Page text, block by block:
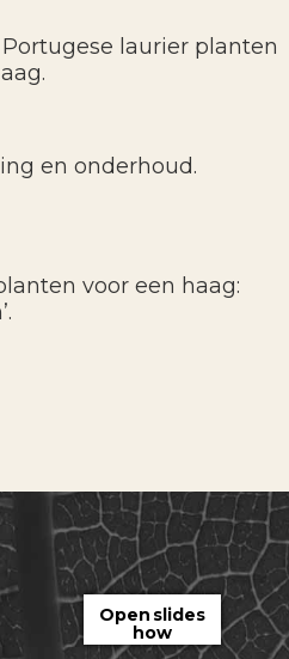
laurier planten
en onderhoud.
voor een haag:
Open slides
how